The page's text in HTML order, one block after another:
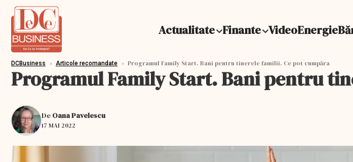
Actualitate Finante VideoEnergie
DCBusiness › Articole recomandate › Programul Family Start. Bani pentru tinerele familii. Ce pot cumpăra
Programul Family Start. Bani pentru
De Oana Pavelescu
17 MAI 2022